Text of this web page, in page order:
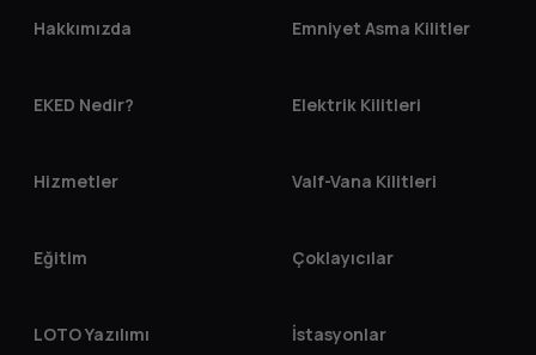
Hakkımızda
EKED Nedir?
Hizmetler
Eğitim
LOTO Yazılımı
Emniyet Asma Kilitler
Elektrik Kilitleri
Valf-Vana Kilitleri
Çoklayıcılar
İstasyonlar